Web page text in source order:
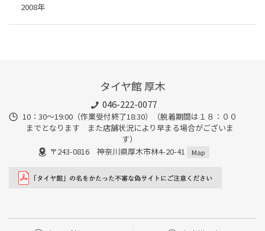
2008年
タイヤ館 厚木
046-222-0077
10：30～19:00（作業受付終了18:30）（脱着期間は１８：００
までとなります また店舗状況により早まる場合がございま
す）
〒243-0816 神奈川県厚木市林4-20-41
Map